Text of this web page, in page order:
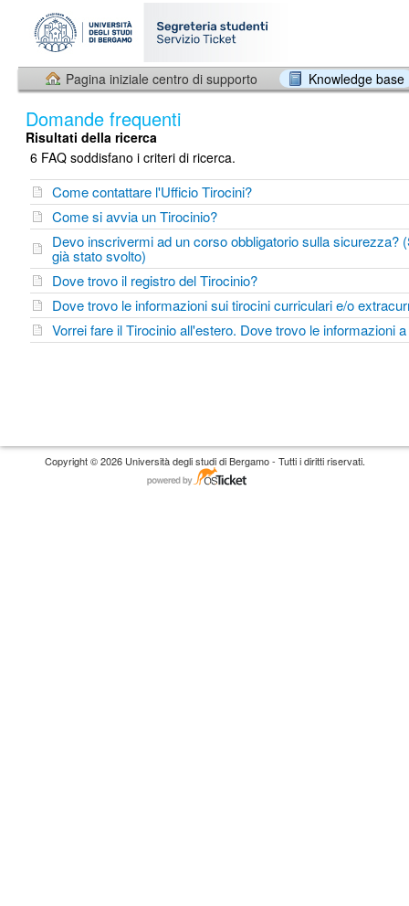
Pagina iniziale centro di supporto Knowledge base
Domande frequenti
Risultati della ricerca
6 FAQ soddisfano i criteri di ricerca.
Come contattare l'Ufficio Tirocini?
Come si avvia un Tirocinio?
Devo inscrivermi ad un corso obbligatorio sulla sicurezza?
già stato svolto)
Dove trovo il registro del Tirocinio?
Dove trovo le informazioni sui tirocini curriculari e/o
Vorrei fare il Tirocinio all'estero. Dove trovo le informazioni
Copyright © 2026 Università degli studi di Bergamo - Tutti i diritti riservati.